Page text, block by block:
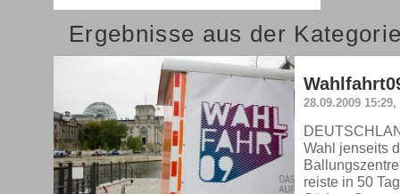
Ergebnisse aus der
28.09.2009
Wahl jenseits
reiste in 50